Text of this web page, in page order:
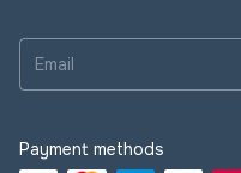
Payment methods